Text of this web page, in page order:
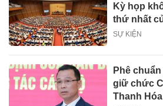
Kỳ họp
thứ nhất
SỰ KIỆN
Phê
giữ chức
Thanh Hóa